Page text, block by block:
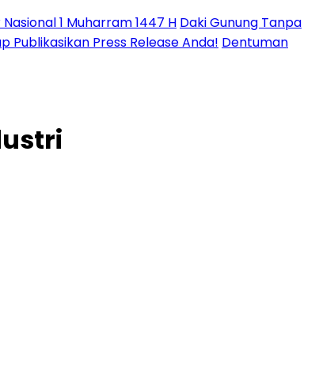
1 Muharram 1447 H Daki Gunung Tanpa
Publikasikan Press Release Anda! Dentuman